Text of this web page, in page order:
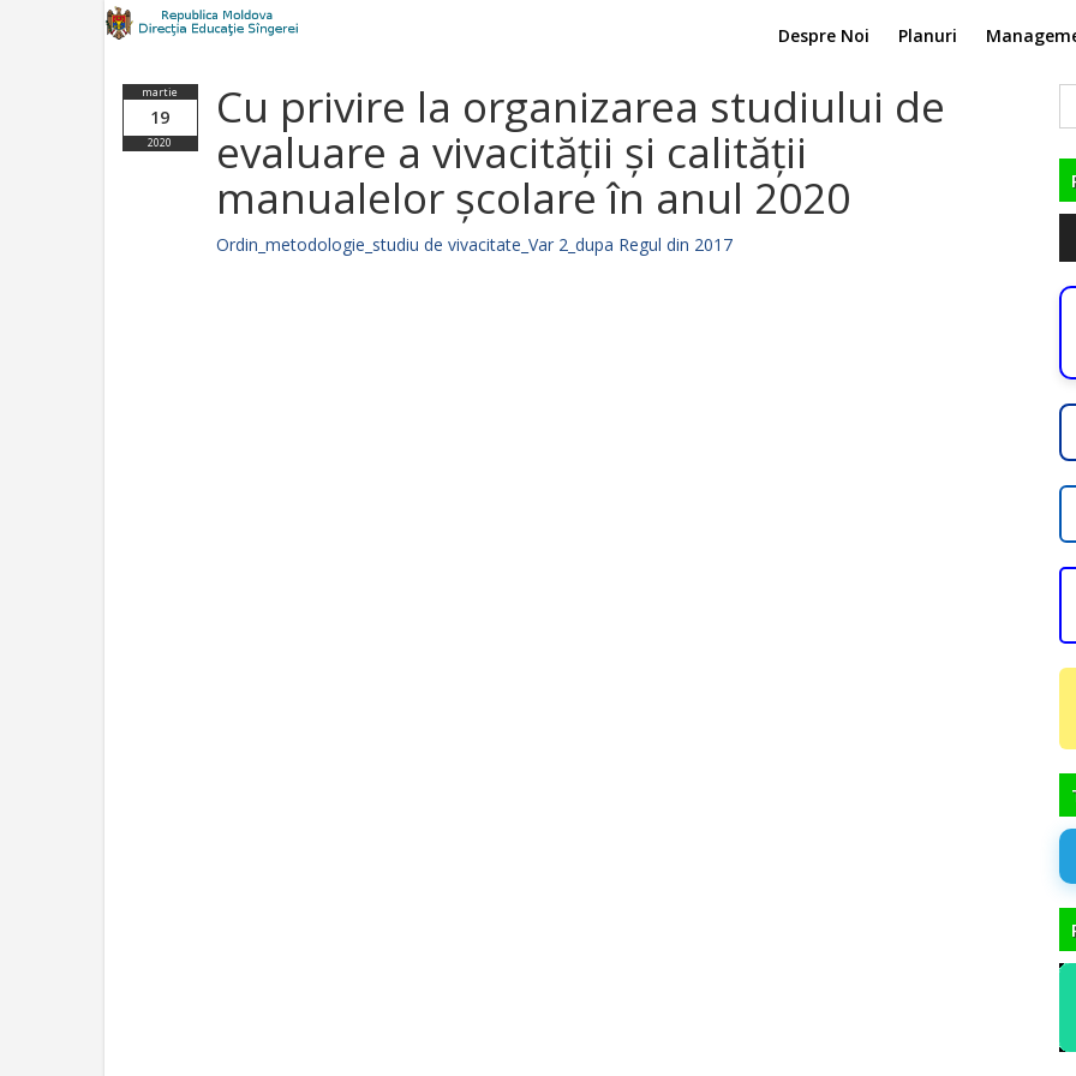
Despre Noi Planuri
martie
19
2020
Cu privire la organizarea studiului de
evaluare a vivacității și calității
manualelor școlare în anul 2020
Ordin_metodologie_studiu de vivacitate_Var 2_dupa Regul din 2017